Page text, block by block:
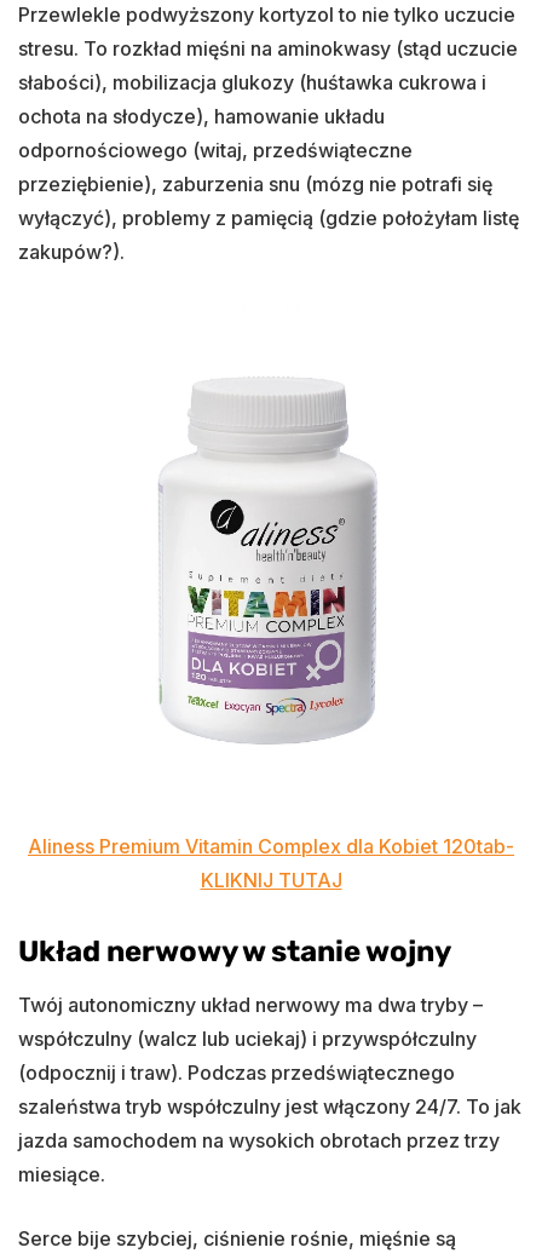
Przewlekle podwyższony kortyzol to nie tylko uczucie
stresu. To rozkład mięśni na aminokwasy (stąd uczucie
słabości), mobilizacja glukozy (huśtawka cukrowa i
ochota na słodycze), hamowanie układu
odpornościowego (witaj, przedświąteczne
przeziębienie), zaburzenia snu (mózg nie potrafi się
wyłączyć), problemy z pamięcią (gdzie położyłam listę
zakupów?).
Aliness Premium Vitamin Complex dla Kobiet 120tab-
KLIKNIJ TUTAJ
Układ nerwowy w stanie wojny
Twój autonomiczny układ nerwowy ma dwa tryby –
współczulny (walcz lub uciekaj) i przywspółczulny
(odpocznij i traw). Podczas przedświątecznego
szaleństwa tryb współczulny jest włączony 24/7. To jak
jazda samochodem na wysokich obrotach przez trzy
miesiące.
Serce bije szybciej, ciśnienie rośnie, mięśnie są